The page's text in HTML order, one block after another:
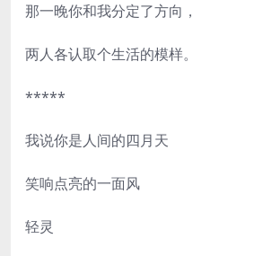
那一晚你和我分定了方向，
两人各认取个生活的模样。
*****
我说你是人间的四月天
笑响点亮的一面风
轻灵